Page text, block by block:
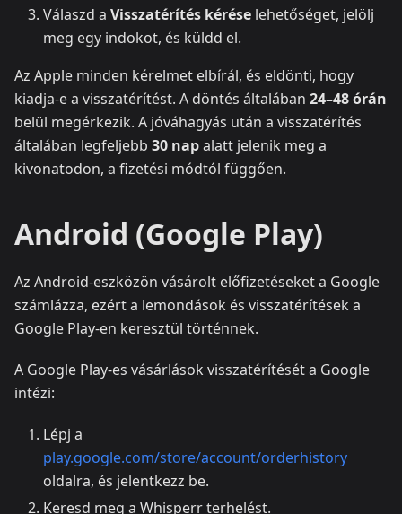
Válaszd a Visszatérítés kérése lehetőséget, jelölj
meg egy indokot, és küldd el.
Az Apple minden kérelmet elbírál, és eldönti, hogy
kiadja-e a visszatérítést. A döntés általában 24–48 órán
belül megérkezik. A jóváhagyás után a visszatérítés
általában legfeljebb 30 napalatt jelenik meg a
kivonatodon, a fizetési módtól függően.
Android (Google Play)
Az Android-eszközön vásárolt előfizetéseket a Google
számlázza, ezért a lemondások és visszatérítések a
Google Play-en keresztül történnek.
A Google Play-es vásárlások visszatérítését a Google
intézi:
Lépj a
play.google.com/store/account/orderhistory
oldalra, és jelentkezz be.
Keresd meg a Whisperr terhelést.